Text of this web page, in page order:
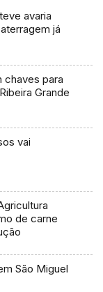
avaria
já
chaves para
Grande
vai
de carne
São Miguel